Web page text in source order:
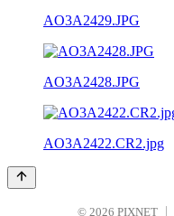
AO3A2429.JPG
AO3A2428.JPG
AO3A2422.CR2.jpg
© 2026 PIXNET